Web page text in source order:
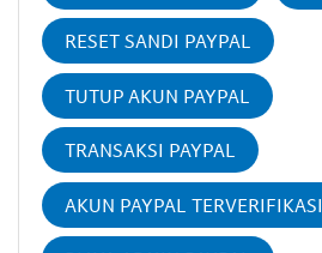
RESET SANDI PAYPAL
TUTUP AKUN PAYPAL
TRANSAKSI PAYPAL
AKUN PAYPAL TERVERIFIKASI